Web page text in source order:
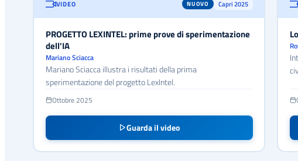
VIDEO NUOVO Capri 2025
PROGETTO LEXINTEL: prime prove di sperimentazione
dell'IA
Mariano Sciacca
Mariano Sciacca illustra i risultati della prima
sperimentazione del progetto LexIntel.
Ottobre 2025
Guarda il video